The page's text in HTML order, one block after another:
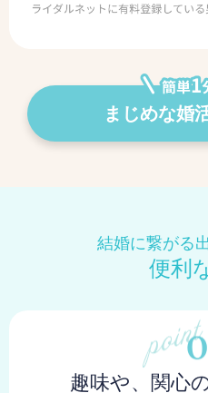
まじめな婚
結婚に繋がる
便利
趣味や、関心